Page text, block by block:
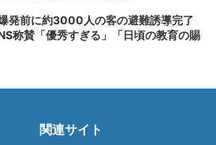
発前に約3000人の客の避難誘導完了
称賛「優秀すぎる」「日頃の教育の賜
関連サイト